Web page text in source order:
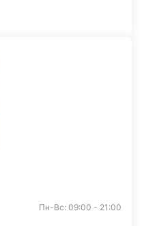
Пн-Вс: 09:00 - 21:00